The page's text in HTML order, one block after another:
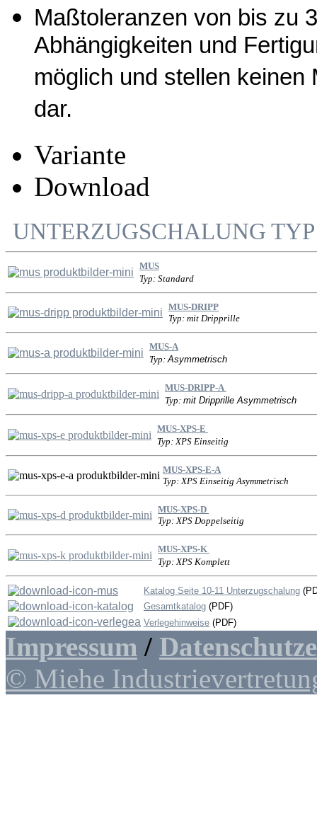
Maßtoleranzen von bis zu
Abhängigkeiten und
möglich und stellen
dar.
Variante
Download
UNTERZUGSCHALUNG TYP
MUS
Typ: Standard
MUS-DRIPP
Typ: mit Dripprille
MUS-A
Typ: Asymmetrisch
MUS-DRIPP-A
Typ: mit Dripprille Asymmetrisch
MUS-XPS-E
Typ: XPS Einseitig
MUS-XPS-E-A
Typ: XPS Einseitig Asymmetrisch
MUS-XPS-D
Typ: XPS Doppelseitig
MUS-XPS-K
Typ: XPS Komplett
Katalog Seite 10-11 Unterzugschalung
Gesamtkatalog (PDF)
Verlegehinweise (PDF)
Impressum /
© Miehe